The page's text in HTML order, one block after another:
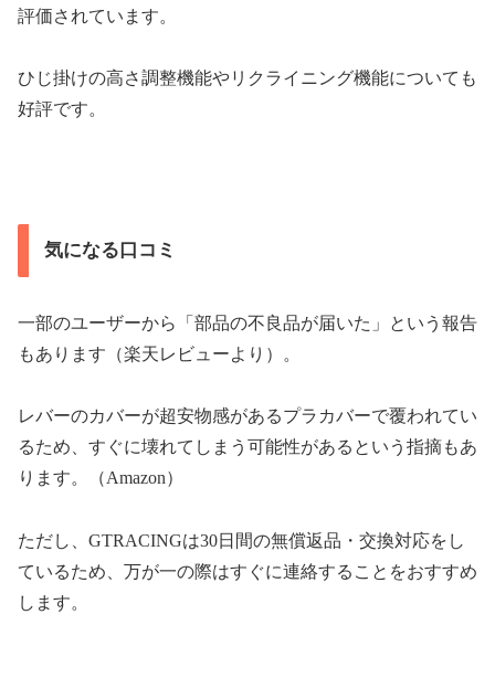
評価されています。
ひじ掛けの高さ調整機能やリクライニング機能についても
好評です。
気になる口コミ
一部のユーザーから「部品の不良品が届いた」という報告
もあります（楽天レビューより）。
レバーのカバーが超安物感があるプラカバーで覆われてい
るため、すぐに壊れてしまう可能性があるという指摘もあ
ります。（Amazon）
ただし、GTRACINGは30日間の無償返品・交換対応をし
ているため、万が一の際はすぐに連絡することをおすすめ
します。